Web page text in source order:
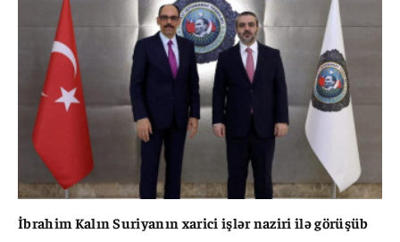
İbrahim Kalın Suriyanın xarici işlər naziri ilə görüşüb